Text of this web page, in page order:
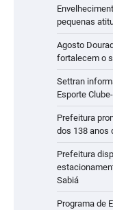
pequenas
Agosto
fortalecem o
Settran
Esporte
Prefeitura
dos 138 anos
Prefeitura
Sabiá
Programa de